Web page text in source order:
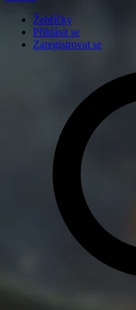
Žebříčky
Přihlásit se
Zaregistrovat se